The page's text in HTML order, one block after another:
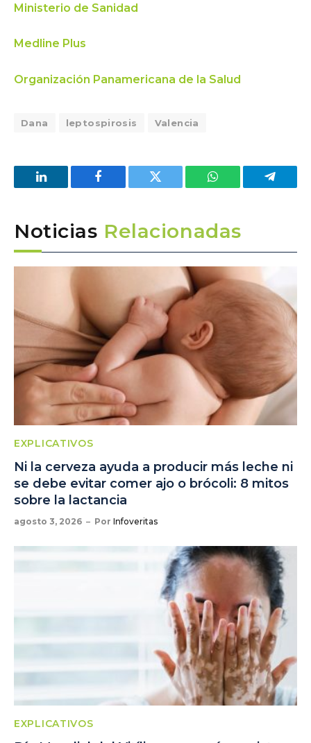
Ministerio de Sanidad
Medline Plus
Organización Panamericana de la Salud
Dana leptospirosis Valencia
LinkedIn Facebook Twitter WhatsApp
Noticias Relacionadas
EXPLICATIVOS
Ni la cerveza ayuda a producir más leche ni
se debe evitar comer ajo o brócoli: 8 mitos
sobre la lactancia
agosto 3, 2026 Por Infoveritas
EXPLICATIVOS